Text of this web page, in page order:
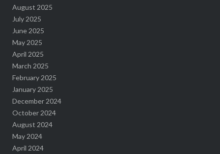
August 2025
July 2025
June 2025
May 2025
April 2025
March 2025
February 2025
January 2025
December 2024
October 2024
August 2024
May 2024
April 2024